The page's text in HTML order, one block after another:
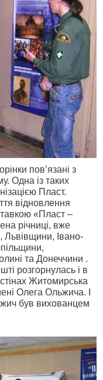
пов’язані з
Одна із таких
Пласт.
відновлення
«Пласт –
річниці, вже
Івано-
та Донеччини .
розгорнулась і в
Житомирська
Олега Ольжича. І
був вихованцем